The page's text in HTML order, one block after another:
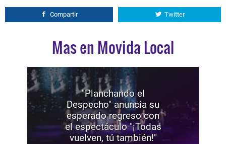
Compartir Twitter
Mas en Movida Local
"Planchando el
Despecho" anuncia su
esperado regreso con
el espectáculo "¡Todas
vuelven, tú también!"